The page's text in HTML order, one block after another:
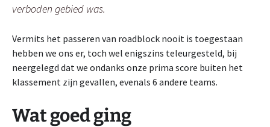
verboden gebied was.
Vermits het passeren van roadblock nooit is toegestaan
hebben we ons er, toch wel enigszins teleurgesteld, bij
neergelegd dat we ondanks onze prima score buiten het
klassement zijn gevallen, evenals 6 andere teams.
Wat goed ging